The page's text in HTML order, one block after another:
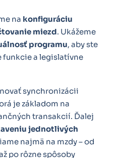
na konfiguráciu
miezd. Ukážeme
programu, aby ste
funkcie a legislatívne
synchronizácii
je základom na
transakcií. Ďalej
jednotlivých
najmä na mzdy – od
po rôzne spôsoby